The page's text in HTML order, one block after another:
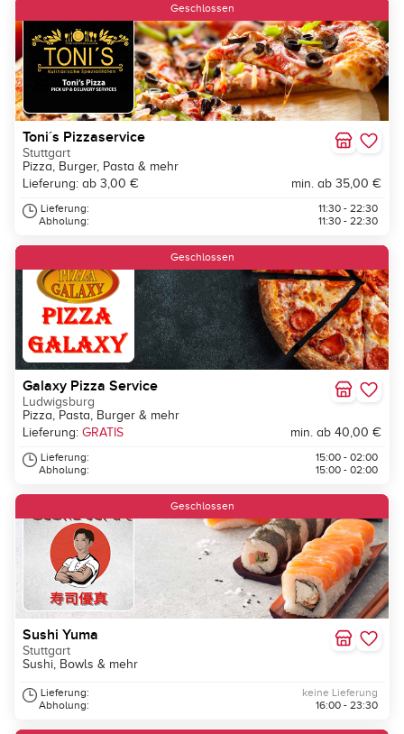
Geschlossen
Toni´s Pizzaservice
Stuttgart
Pizza, Burger, Pasta & mehr
Lieferung: ab 3,00 €
min. ab 35,00 €
Lieferung:
Abholung:
11:30 - 22:30
11:30 - 22:30
Geschlossen
Galaxy Pizza Service
Ludwigsburg
Pizza, Pasta, Burger & mehr
Lieferung: GRATIS min. ab 40,00 €
Lieferung:
Abholung:
15:00 - 02:00
15:00 - 02:00
Geschlossen
Sushi Yuma
Stuttgart
Sushi, Bowls & mehr
Lieferung:
Abholung:
keine Lieferung
16:00 - 23:30